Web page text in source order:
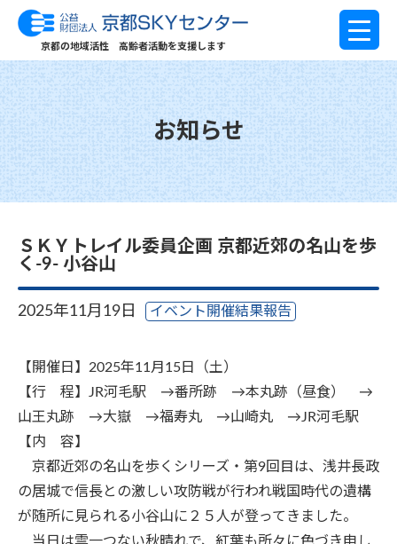
京都の地域活性 高齢者活動を支援します
お知らせ
ＳＫＹトレイル委員企画 京都近郊の名山を歩
く-9- 小谷山
2025年11月19日 イベント開催結果報告
【開催日】2025年11月15日（土）
【行 程】JR河毛駅 →番所跡 →本丸跡（昼食） →
山王丸跡 →大嶽 →福寿丸 →山崎丸 →JR河毛駅
【内 容】
京都近郊の名山を歩くシリーズ・第9 回目は、浅井長政
の居城で信長との激しい攻防戦が行われ戦国時代の遺構
が随所に見られる小谷山に２５人が登ってきました。